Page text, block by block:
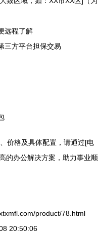
远程了解
三方平台担保交易
价格及具体配置，请通过[电
的办公解决方案，助力事业顺
product/78.html
20:50:06